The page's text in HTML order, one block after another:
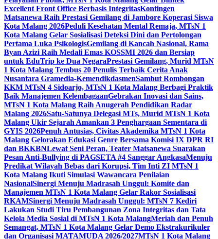
Excellent Front Office Berbasis IntegritasKontingen
Matsanewa Raih Prestasi Gemilang di Jambore Koperasi Siswa
Kota Malang 2026Peduli Kesehatan Mental Remaja, MTsN 1
Kota Malang Gelar Sosialisasi Deteksi Dini dan Pertolongan
Pertama Luka PsikologisGemilang di Kancah Nasional, Rama
Byan Azizi Raih Medali Emas KOSSMI 2026 dan Bersiap
untuk EduTrip ke Dua NegaraPrestasi Gemilang, Murid MTsN
1 Kota Malang Tembus 20 Penulis Terbaik Cerita Anak
Nusantara Gramedia-KemendikdasmenSambut Rombongan
KKM MTsN 4 Sidoarjo, MTsN 1 Kota Malang Berbagi Praktik
Baik Manajemen KelembagaanGebrakan Inovasi dan Sains,
MTsN 1 Kota Malang Raih Anugerah Pendidikan Radar
Malang 2026Satu-Satunya Delegasi MTs, Murid MTsN 1 Kota
Malang Ukir Sejarah Amankan 3 Penghargaan Sementara di
GYIS 2026Penuh Antusias, Civitas Akademika MTsN 1 Kota
Malang Gelorakan Edukasi Genre Bersama Komisi IX DPR RI
dan BKKBNLewat Seni Peran, Teater Matsanewa Suarakan
Pesan Anti-Bullying di PAGSETA #4 Sanggar AngkasaMenuju
Predikat Wilayah Bebas dari Korupsi, Tim Inti ZI MTsN 1
Kota Malang Ikuti Simulasi Wawancara Penilaian
NasionalSinergi Menuju Madrasah Unggul: Komite dan
Manajemen MTsN 1 Kota Malang Gelar Rakor Sosialisasi
RKAMSinergi Menuju Madrasah Unggul: MTsN 7 Kediri
Lakukan Studi Tiru Pembangunan Zona Integritas dan Tata
Kelola Media Sosial di MTsN 1 Kota MalangMeriah dan Penuh
Semangat, MTsN 1 Kota Malang Gelar Demo Ekstrakurikuler
dan Organisasi MATAMUDA 2026/2027MTsN 1 Kota Malang